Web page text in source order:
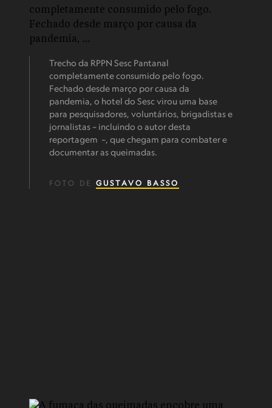
Trecho da RPPN Sesc Pantanal
completamente consumido pelo fogo.
Fechado desde março por causa da
pandemia, o hotel do Sesc virou uma base
para pesquisadores, voluntários, brigadistas e
jornalistas – incluindo o autor desta
reportagem –, que chegam para combater e
documentar as queimadas.
FOTO DE GUSTAVO BASSO